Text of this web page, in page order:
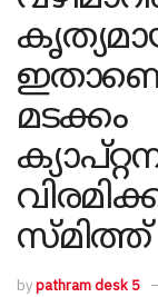
മടക്കം
സ്മിത്ത്
bypathram desk 5